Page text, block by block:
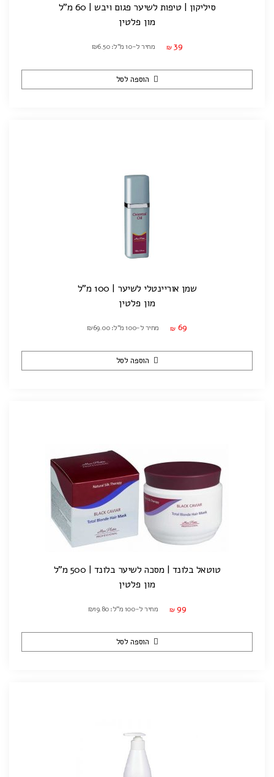
סיליקון | טיפות לשיער פגום ויבש | 60 מ"ל
מון פלטין
₪ 39 מחיר ל-10 מ"ל: ₪6.50
הוספה לסל
שמן אוריינטלי לשיער | 100 מ"ל
מון פלטין
₪ 69 מחיר ל-100 מ"ל: ₪69.00
הוספה לסל
טוטאל בלונד | מסכה לשיער בלונד | 500 מ"ל
מון פלטין
₪ 99 מחיר ל-100 מ"ל: ₪19.80
הוספה לסל